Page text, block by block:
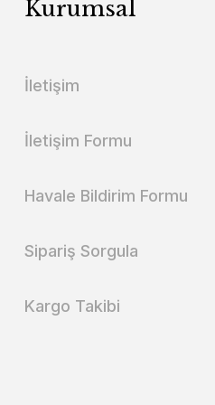
Kurumsal
İletişim
İletişim Formu
Havale Bildirim Formu
Sipariş Sorgula
Kargo Takibi